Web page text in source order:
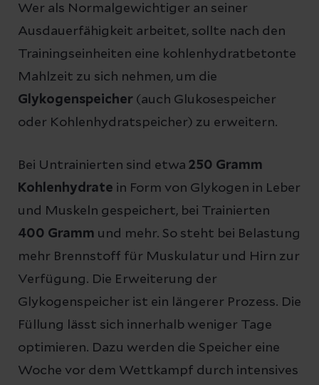
Wer als Normalgewichtiger an seiner
Ausdauerfähigkeit arbeitet, sollte nach den
Trainingseinheiten eine kohlenhydratbetonte
Mahlzeit zu sich nehmen, um die
Glykogenspeicher (auch Glukosespeicher
oder Kohlenhydratspeicher) zu erweitern.
Bei Untrainierten sind etwa 250 Gramm
Kohlenhydrate in Form von Glykogen in Leber
und Muskeln gespeichert, bei Trainierten
400 Gramm und mehr. So steht bei Belastung
mehr Brennstoff für Muskulatur und Hirn zur
Verfügung. Die Erweiterung der
Glykogenspeicher ist ein längerer Prozess. Die
Füllung lässt sich innerhalb weniger Tage
optimieren. Dazu werden die Speicher eine
Woche vor dem Wettkampf durch intensives